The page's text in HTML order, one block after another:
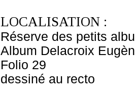
LOCALISATION :
Réserve des petits
Album Delacroix
Folio 29
dessiné au recto